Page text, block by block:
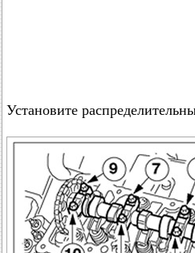
Установите